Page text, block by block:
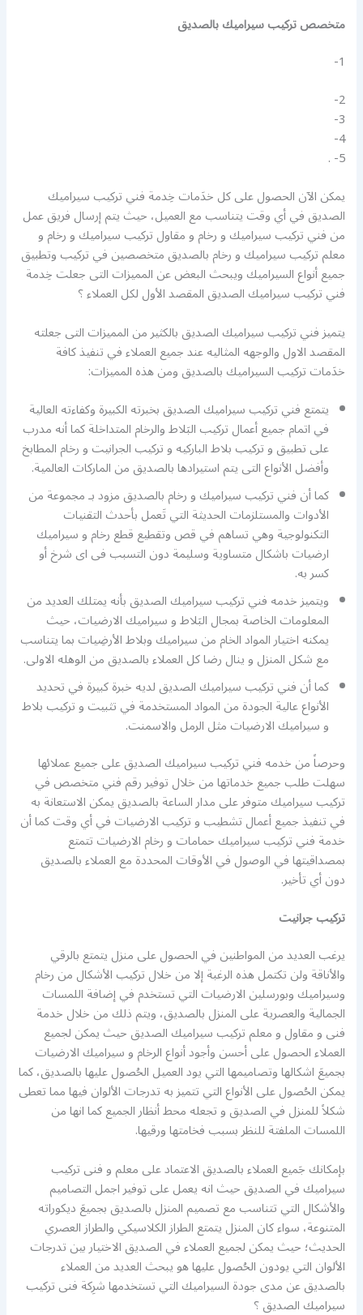
متخصص تركيب سيراميك بالصديق
1-
2-
3-
4-
5- .
يمكن الآن الحصول على كل خدَمات خِدمة فني تركيب سيراميك
الصديق في أي وقت يتناسب مع العميل، حيث يتم إرسال فريق عمل
من فني تركيب سيراميك و رخام و مقاول تركيب سيراميك و رخام و
معلم تركيب سيراميك و رخام بالصديق متخصصين في تركيب وتطبيق
جميع أنواع السيراميك ويبحث البعض عن المميزات التى جعلت خِدمة
فني تركيب سيراميك الصديق المقصد الأول لكل العملاء ؟
يتميز فني تركيب سيراميك الصديق بالكثير من المميزات التى جعلته
المقصد الاول والوجهه المثاليه عند جميع العملاء في تنفيذ كافة
خدَمات تركيب السيراميك بالصديق ومن هذه المميزات:
يتمتع فني تركيب سيراميك الصديق بخبرته الكبيرة وكفاءته العالية
في اتمام جميع أعمال تركيب البَلاط والرخام المتداخلة كما أنه مدرب
على تطبيق و تركيب بلاط الباركيه و تركيب الجرانيت و رخام المطابخ
وأفضل الأنواع التى يتم استيرادها بالصديق من الماركات العالمية.
كما أن فني تركيب سيراميك و رخام بالصديق مزود بـ مجموعة من
الأدوات والمستلزمات الحديثة التي تَعمل بأحدث التقنيات
التكنولوجية وهي تساهم في قص وتقطيع قطع رخام و سيراميك
ارضيات باشكال متساوية وسليمة دون التسبب فى اى شرخ أو
كسر به.
ويتميز خدمه فني تركيب سيراميك الصديق بأنه يمتلك العديد من
المعلومات الخاصة بمجال البَلاط و سيراميك الارضيات، حيث
يمكنه اختيار المواد الخام من سيراميك وبلاط الأرضِيات بما يتناسب
مع شكل المنزل و ينال رضا كل العملاء بالصديق من الوهله الاولى.
كما أن فني تركيب سيراميك الصديق لديه خبرة كبيرة في تحديد
الأنواع عالية الجودة من المواد المستخدمة في تثبيت و تركيب بلاط
و سيراميك الارضيات مثل الرمل والاسمنت.
وحرصاً من خدمه فني تركيب سيراميك الصديق على جميع عملائها
سهلت طلب جميع خدماتها من خلال توفير رقم فني متخصص في
تركيب سيراميك متوفر على مدار الساعة بالصديق يمكن الاستعانة به
في تنفيذ جميع أعمال تشطيب و تركيب الارضيات في أي وقت كما أن
خدمة فني تركيب سيراميك حمامات و رخام الارضيات تتمتع
بمصداقيتها في الوصول في الأوقات المحددة مع العملاء بالصديق
دون أي تأخير.
تركيب جرانيت
يرغب العديد من المواطنين في الحصول على منزل يتمتع بالرقي
والأناقة ولن تكتمل هذه الرغبة إلا من خلال تركيب الأشكال من رخام
وسيراميك وبورسلين الارضيات التي تستخدم في إضافة اللمسات
الجمالية والعصرية على المنزل بالصديق، ويتم ذلك من خلال خدمة
فنى و مقاول و معلم تركيب سيراميك الصديق حيث يمكن لجميع
العملاء الحصول على أحسن وأجود أنواع الرخام و سيراميك الارضيات
بجميعَ اشكالها وتصاميمها التي يود العميل الحُصول عليها بالصديق، كما
يمكن الحُصول على الأنواع التي تتميز به تدرجات الألوان فيها مما تعطى
شكلاً للمنزل في الصديق و تجعله محط أنظار الجميع كما انها من
اللمسات الملفتة للنظر بسبب فخامتها ورقيها.
بإمكانك جَميع العملاء بالصديق الاعتماد على معلم و فنى تركيب
سيراميك في الصديق حيث انه يعمل على توفير اجمل التصاميم
والأشكال التي تتناسب مع تصميم المنزل بالصديق بجميعَ ديكوراته
المتنوعة، سواء كان المنزل يتمتع الطراز الكلاسيكي والطراز العصري
الحديث؛ حيث يمكن لجميع العملاء في الصديق الاختيار بين تدرجات
الألوان التي يودون الحُصول عليها هو يبحث العديد من العملاء
بالصديق عن مدى جودة السيراميك التي تستخدمها شرِكة فنى تركيب
سيراميك الصديق ؟